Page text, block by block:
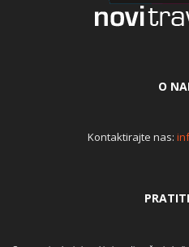
O
Kontaktirajte nas: